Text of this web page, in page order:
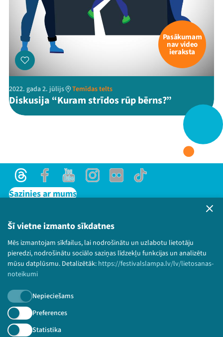
Šī vietne izmanto sīkdatnes
Mēs izmantojam sīkfailus, lai nodrošinātu un uzlabotu lietotāju
pieredzi, nodrošinātu sociālo saziņas līdzekļu funkcijas un analizētu
mūsu datplūsmu. Detalizētāk: https://festivalslampa.lv/lv/lietosanas-
noteikumi
Nepieciešams
Preferences
Statistika
Kontakti
TikTok
Pasākumam
nav video
ieraksta
2022. gada 2. jūlijs Temīdas telts
Diskusija “Kuram strīdos rūp bērns?”
ThreadsFacebookYoutubeInstagram
Flick TikTok
Sazinies ar mums
Lietošanas noteikumi un sīkdatņu politika
Bērnu aizsardzības politika
© 2026 Sarunu festivāls LAMPA Visas tiesības
paturētas.
Piesakies jaunumiem!
Nepalaid garām aktuālāko informāciju!